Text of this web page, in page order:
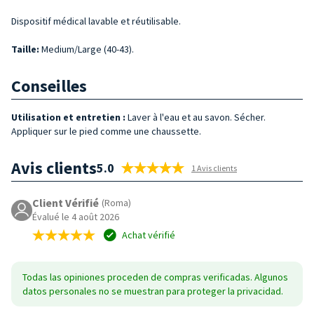
Dispositif médical lavable et réutilisable.
Taille: Medium/Large (40-43).
Conseilles
Utilisation et entretien : Laver à l'eau et au savon. Sécher.
Appliquer sur le pied comme une chaussette.
Avis clients5.0 1 Avis clients
Client Vérifié (Roma)
Évalué le 4 août 2026
Achat vérifié
Todas las opiniones proceden de compras verificadas. Algunos
datos personales no se muestran para proteger la privacidad.